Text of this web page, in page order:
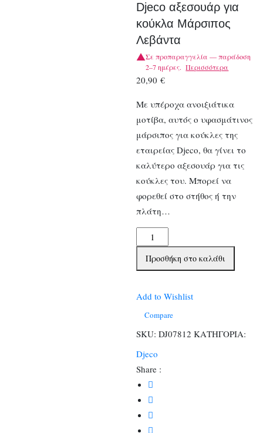
Djeco αξεσουάρ για
κούκλα Μάρσιπος
Λεβάντα
Σε προπαραγγελία — παράδοση
2–7 ημέρες. Περισσότερα
20,90€
Με υπέροχα ανοιξιάτικα
μοτίβα, αυτός ο υφασμάτινος
μάρσιπος για κούκλες της
εταιρείας Djeco, θα γίνει το
καλύτερο αξεσουάρ για τις
κούκλες του. Μπορεί να
φορεθεί στο στήθος ή την
πλάτη…
Djeco
αξεσουάρ
για
Μάρσιπος
Λεβάντα
Προσθήκη στο καλάθι
Add to Wishlist
Compare
SKU: DJ07812 ΚΑΤΗΓΟΡΙΑ:
Djeco
Share :